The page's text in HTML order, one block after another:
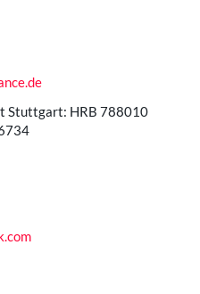
Stuttgart: HRB 788010